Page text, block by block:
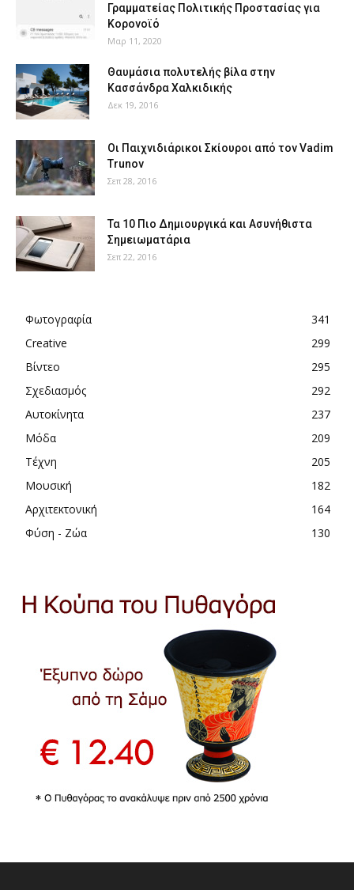
Γραμματείας Πολιτικής Προστασίας για
Κορονοϊό
Μαρ 11, 2020
Θαυμάσια πολυτελής βίλα στην
Κασσάνδρα Χαλκιδικής
Δεκ 19, 2016
Οι Παιχνιδιάρικοι Σκίουροι από τον Vadim
Trunov
Σεπ 28, 2016
Τα 10 Πιο Δημιουργικά και Ασυνήθιστα
Σημειωματάρια
Σεπ 22, 2016
Φωτογραφία
341
Creative
299
Βίντεο
295
Σχεδιασμός
292
Αυτοκίνητα
237
Μόδα
209
Τέχνη
205
Μουσική
182
Αρχιτεκτονική
164
Φύση - Ζώα
130